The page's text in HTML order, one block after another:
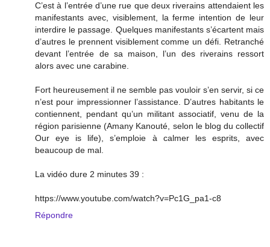
C’est à l’entrée d’une rue que deux riverains attendaient les
manifestants avec, visiblement, la ferme intention de leur
interdire le passage. Quelques manifestants s’écartent mais
d’autres le prennent visiblement comme un défi. Retranché
devant l’entrée de sa maison, l’un des riverains ressort
alors avec une carabine.
Fort heureusement il ne semble pas vouloir s’en servir, si ce
n’est pour impressionner l’assistance. D’autres habitants le
contiennent, pendant qu’un militant associatif, venu de la
région parisienne (Amany Kanouté, selon le blog du collectif
Our eye is life), s’emploie à calmer les esprits, avec
beaucoup de mal.
La vidéo dure 2 minutes 39 :
https://www.youtube.com/watch?v=Pc1G_pa1-c8
Répondre